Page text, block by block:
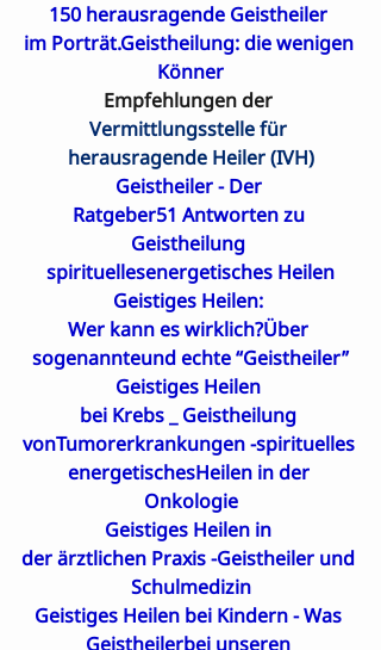
150 herausragende Geistheiler
im Porträt.Geistheilung: die wenigen
Könner
Empfehlungen der
Vermittlungsstelle für
herausragende Heiler (IVH)
Geistheiler - Der
Ratgeber51 Antworten zu
Geistheilung
spirituellesenergetisches Heilen
Geistiges Heilen:
Wer kann es wirklich?Über
sogenannteund echte “Geistheiler”
Geistiges Heilen
bei Krebs _ Geistheilung
vonTumorerkrankungen -spirituelles
energetischesHeilen in der
Onkologie
Geistiges Heilen in
der ärztlichen Praxis -Geistheiler und
Schulmedizin
Geistiges Heilen bei Kindern - Was
Geistheilerbei unseren